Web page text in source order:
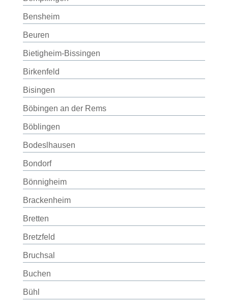
Bensheim
Beuren
Bietigheim-Bissingen
Birkenfeld
Bisingen
Böbingen an der Rems
Böblingen
Bodeslhausen
Bondorf
Bönnigheim
Brackenheim
Bretten
Bretzfeld
Bruchsal
Buchen
Bühl